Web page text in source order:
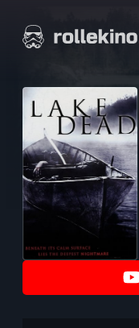
suoraan
Elokuvat ja elokuva-arviot | Rollekino.fi
jälkeen.